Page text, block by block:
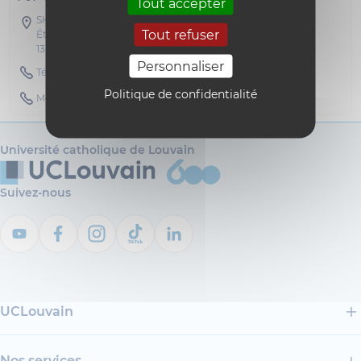
Tout refuser
Personnaliser
Politique de confidentialité
SH03 - Collège Thomas More
Étage 01 Bureau C 120
1348 Louvain-la-Neuve
Téléphone : 010473408
Mobile : 0475247865
Université catholique de Louvain
Suivez-nous
UCLouvain